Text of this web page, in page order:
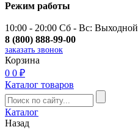
Режим работы
10:00 - 20:00 Сб - Вс: Выходной
8 (800) 888-99-00
заказать звонок
Корзина
0 0 ₽
Каталог товаров
Каталог
Назад